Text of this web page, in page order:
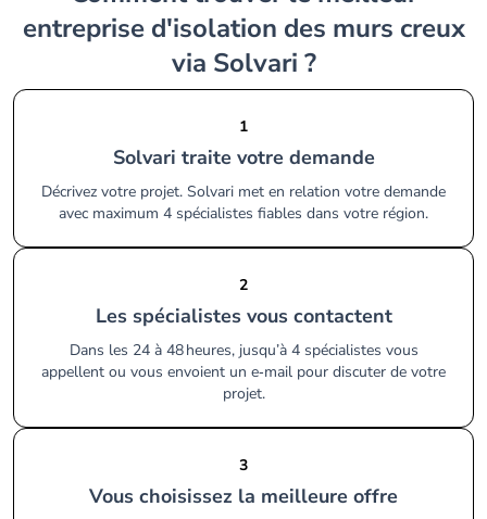
entreprise d'isolation des murs creux
via Solvari ?
1
Solvari traite votre demande
Décrivez votre projet. Solvari met en relation votre demande
avec maximum 4 spécialistes fiables dans votre région.
2
Les spécialistes vous contactent
Dans les 24 à 48 heures, jusqu’à 4 spécialistes vous
appellent ou vous envoient un e‑mail pour discuter de votre
projet.
3
Vous choisissez la meilleure offre